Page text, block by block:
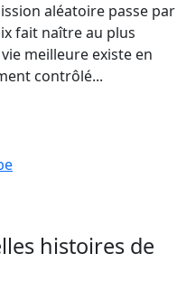
aléatoire passe par
fait naître au plus
meilleure existe en
contrôlé...
histoires de